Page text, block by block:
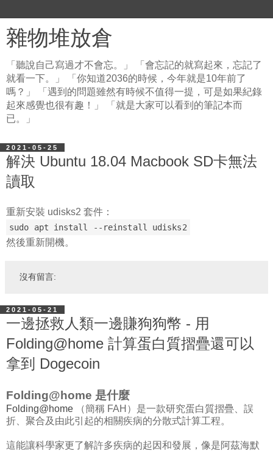
雜物堆放倉
「聽說自己寫過才不會忘。」 「會忘記的就寫起來，忘記了
就看一下。」 「你知道2036的時候，今年就是10年前了
嗎？」 「遇到的問題雖然有時候不值得一提，可是如果紀錄
起來感覺也很有趣！」 「就是大家可以看到的筆記本而
已。」
2021-05-25
解決 Ubuntu 18.04 Macbook SD卡無法
讀取
重新安裝 udisks2 套件：
sudo apt install --reinstall udisks2
然後重新開機。
沒有留言:
2021-05-21
一邊拯救人類一邊賺狗狗幣 - 用
Folding@home 計算蛋白質摺疊還可以
拿到 Dogecoin
Folding@home 是什麼
Folding@home （簡稱 FAH）是一款研究蛋白質摺疊、誤
折、聚合及由此引起的相關疾病的分散式計算工程。
這能讓科學家更了解許多疾病的起因和發展，像是阿茲海默